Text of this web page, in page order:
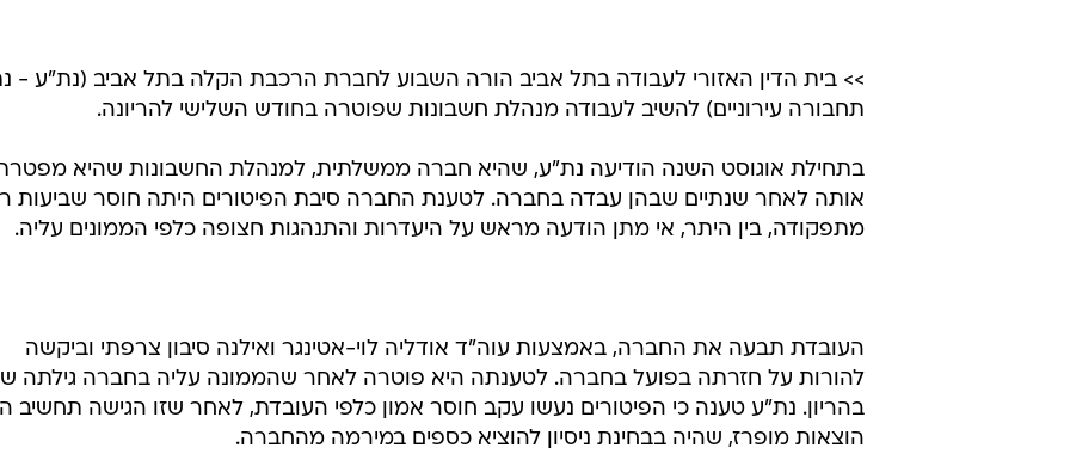
>> בית הדין האזורי לעבודה בתל אביב הורה השבוע לחברת הרכבת הקלה בתל אביב (נת"ע -
תחבורה עירוניים) להשיב לעבודה מנהלת חשבונות שפוטרה בחודש השלישי להריונה.
בתחילת אוגוסט השנה הודיעה נת"ע, שהיא חברה ממשלתית, למנהלת החשבונות שהיא
אותה לאחר שנתיים שבהן עבדה בחברה. לטענת החברה סיבת הפיטורים היתה חוסר שביעות
מתפקודה, בין היתר, אי מתן הודעה מראש על היעדרות והתנהגות חצופה כלפי הממונים עליה.
העובדת תבעה את החברה, באמצעות עוה"ד אודליה לוי-אטינגר ואילנה סיבון צרפתי וביקשה
להורות על חזרתה בפועל בחברה. לטענתה היא פוטרה לאחר שהממונה עליה בחברה גילתה
בהריון. נת"ע טענה כי הפיטורים נעשו עקב חוסר אמון כלפי העובדת, לאחר שזו הגישה תחשיב
הוצאות מופרז, שהיה בבחינת ניסיון להוציא כספים במירמה מהחברה.